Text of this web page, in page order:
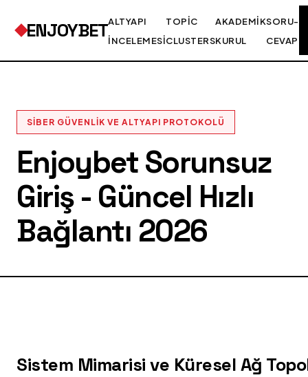
ENJOYBETALTYAPI
İNCELEMESI
TOPIC
CLUSTERS
AKADEMIK
KURUL
SORU-
CEVAP
SIBER GÜVENLIK VE ALTYAPI PROTOKOLÜ
Enjoybet Sorunsuz
Giriş - Güncel Hızlı
Bağlantı 2026
Sistem Mimarisi ve Küresel Ağ